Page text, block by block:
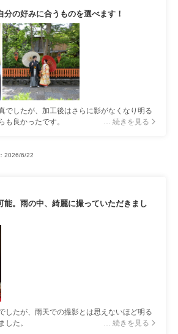
の好みに合うものを選べます！
でしたが、加工後はさらに影がなくなり明る
も良かったです。
… 続きを見る
2026/6/22
能。雨の中、綺麗に撮っていただきまし
したが、雨天での撮影とは思えないほど明る
した。
… 続きを見る